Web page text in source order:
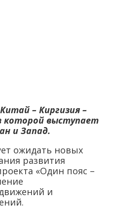
– Киргизия –
которой выступает
и Запад.
ожидать новых
развития
«Один пояс –
и